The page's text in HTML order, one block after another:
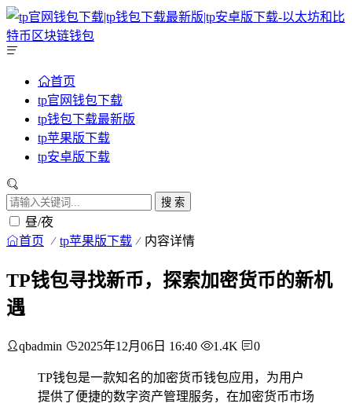
首页
tp官网钱包下载
tp钱包下载最新版
tp苹果版下载
tp安卓版下载
搜 索
昼/夜
首页 tp苹果版下载 内容详情
TP钱包寻找新币，探索加密货币的新机
遇
qbadmin 2025年12月06日 16:40 1.4K 0
TP钱包是一款知名的加密货币钱包应用，为用户
提供了便捷的数字资产管理服务，在加密货币市场